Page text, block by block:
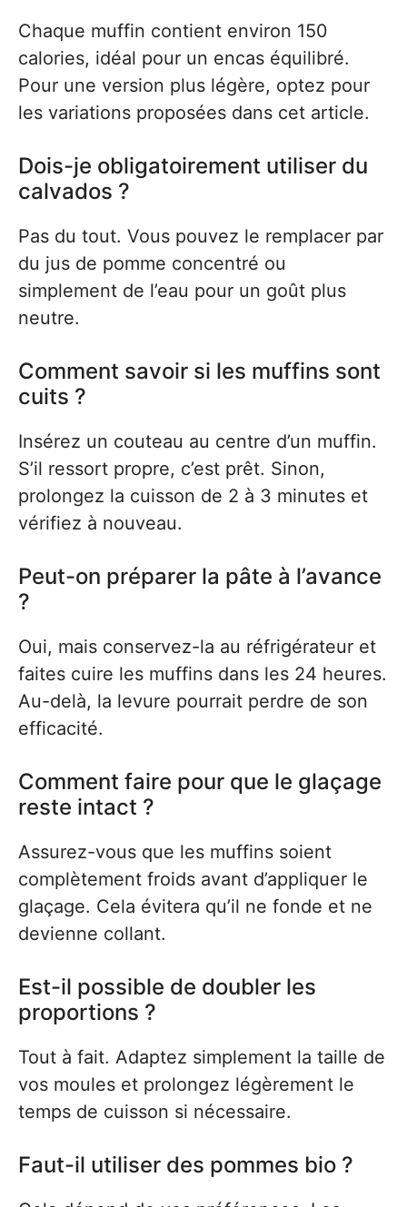
Chaque muffin contient environ 150
calories, idéal pour un encas équilibré.
Pour une version plus légère, optez pour
les variations proposées dans cet article.
Dois-je obligatoirement utiliser du
calvados ?
Pas du tout. Vous pouvez le remplacer par
du jus de pomme concentré ou
simplement de l’eau pour un goût plus
neutre.
Comment savoir si les muffins sont
cuits ?
Insérez un couteau au centre d’un muffin.
S’il ressort propre, c’est prêt. Sinon,
prolongez la cuisson de 2 à 3 minutes et
vérifiez à nouveau.
Peut-on préparer la pâte à l’avance
?
Oui, mais conservez-la au réfrigérateur et
faites cuire les muffins dans les 24 heures.
Au-delà, la levure pourrait perdre de son
efficacité.
Comment faire pour que le glaçage
reste intact ?
Assurez-vous que les muffins soient
complètement froids avant d’appliquer le
glaçage. Cela évitera qu’il ne fonde et ne
devienne collant.
Est-il possible de doubler les
proportions ?
Tout à fait. Adaptez simplement la taille de
vos moules et prolongez légèrement le
temps de cuisson si nécessaire.
Faut-il utiliser des pommes bio ?